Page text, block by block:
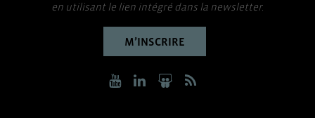
en utilisant le lien intégré dans la newsletter.
M’INSCRIRE